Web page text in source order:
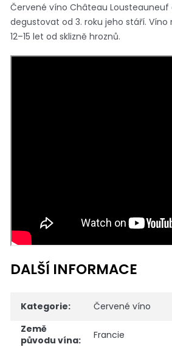
Červené víno Château
degustovat od 3. roku jeho stáří.
12–15 let od sklizně hroznů.
DALŠÍ INFORMACE
Kategorie:
Červené víno
Země
původu vína: Francie